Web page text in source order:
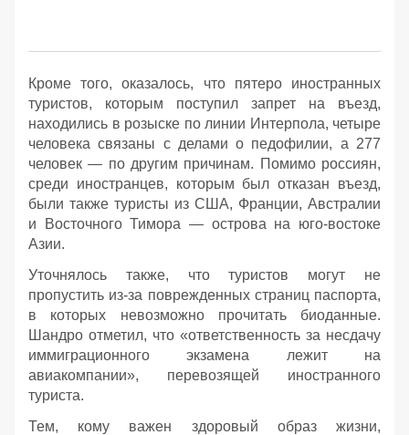
Кроме того, оказалось, что пятеро иностранных
туристов, которым поступил запрет на въезд,
находились в розыске по линии Интерпола, четыре
человека связаны с делами о педофилии, а 277
человек — по другим причинам. Помимо россиян,
среди иностранцев, которым был отказан въезд,
были также туристы из США, Франции, Австралии
и Восточного Тимора — острова на юго-востоке
Азии.
Уточнялось также, что туристов могут не
пропустить из-за поврежденных страниц паспорта,
в которых невозможно прочитать биоданные.
Шандро отметил, что «ответственность за несдачу
иммиграционного экзамена лежит на
авиакомпании», перевозящей иностранного
туриста.
Тем, кому важен здоровый образ жизни,